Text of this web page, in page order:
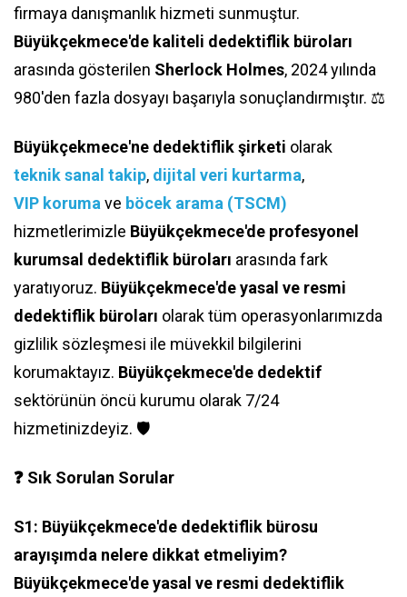
firmaya danışmanlık hizmeti sunmuştur.
Büyükçekmece'de kaliteli dedektiflik büroları
arasında gösterilen Sherlock Holmes, 2024 yılında
980'den fazla dosyayı başarıyla sonuçlandırmıştır. ⚖️
Büyükçekmece'ne dedektiflik şirketi olarak
teknik sanal takip, dijital veri kurtarma,
VIP koruma ve böcek arama (TSCM)
hizmetlerimizle Büyükçekmece'de profesyonel
kurumsal dedektiflik büroları arasında fark
yaratıyoruz. Büyükçekmece'de yasal ve resmi
dedektiflik büroları olarak tüm operasyonlarımızda
gizlilik sözleşmesi ile müvekkil bilgilerini
korumaktayız. Büyükçekmece'de dedektif
sektörünün öncü kurumu olarak 7/24
hizmetinizdeyiz. 🛡️
❓ Sık Sorulan Sorular
S1: Büyükçekmece'de dedektiflik bürosu
arayışımda nelere dikkat etmeliyim?
Büyükçekmece'de yasal ve resmi dedektiflik